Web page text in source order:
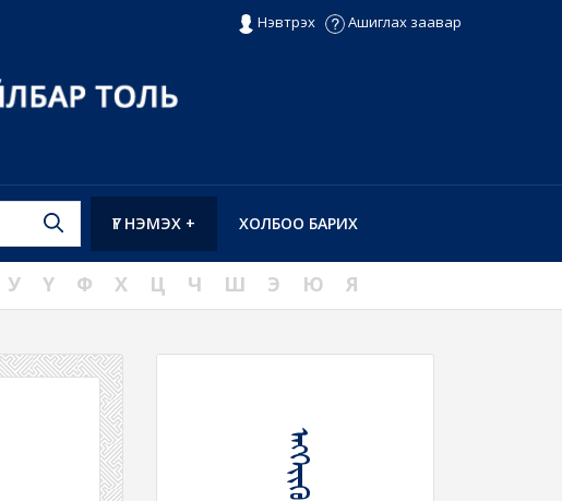
Нэвтрэх Ашиглах заавар
ХОЛБОО БАРИХ
ҮГ НЭМЭХ +
У Ү Ф Х Ц Ч Ш Э Ю Я
ᠡᠩᠭᠡᠶᠢᠬᠦ